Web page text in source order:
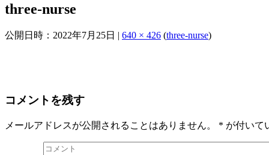
three-nurse
公開日時： 2022年7月25日 | 640 × 426 (three-nurse)
コメントを残す
メールアドレスが公開されることはありません。 * が付いて